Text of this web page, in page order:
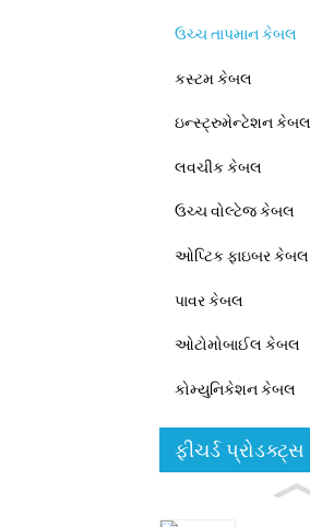
ઉચ્ચ તાપમાન કેબલ
કસ્ટમ કેબલ
ઇન્સ્ટ્રુમેન્ટેશન કેબલ
લવચીક કેબલ
ઉચ્ચ વોલ્ટેજ કેબલ
ઓપ્ટિક ફાઇબર કેબલ
પાવર કેબલ
ઓટોમોબાઈલ કેબલ
કોમ્યુનિકેશન કેબલ
ફીચર્ડ પ્રોડક્ટ્સ